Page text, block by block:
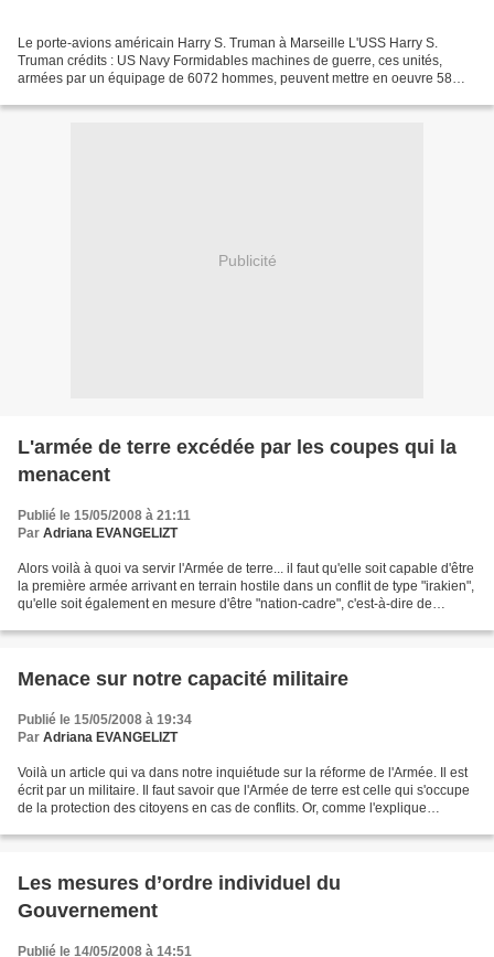
Le porte-avions américain Harry S. Truman à Marseille L'USS Harry S.
Truman crédits : US Navy Formidables machines de guerre, ces unités,
armées par un équipage de 6072 hommes, peuvent mettre en oeuvre 58
Publicité
L'armée de terre excédée par les coupes qui la
menacent
Publié le 15/05/2008 à 21:11
Par Adriana EVANGELIZT
Alors voilà à quoi va servir l'Armée de terre... il faut qu'elle soit capable d'être
la première armée arrivant en terrain hostile dans un conflit de type "irakien",
qu'elle soit également en mesure d'être "nation-cadre", c'est-à-dire de
Menace sur notre capacité militaire
Publié le 15/05/2008 à 19:34
Par Adriana EVANGELIZT
Voilà un article qui va dans notre inquiétude sur la réforme de l'Armée. Il est
écrit par un militaire. Il faut savoir que l'Armée de terre est celle qui s'occupe
de la protection des citoyens en cas de conflits. Or, comme l'explique
Les mesures d’ordre individuel du
Gouvernement
Publié le 14/05/2008 à 14:51